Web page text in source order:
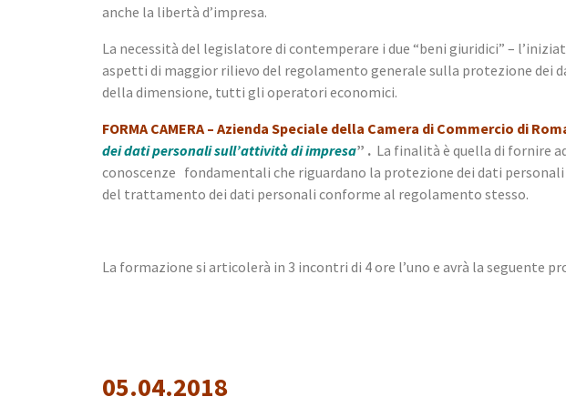
anche la libertà d’impresa.
La necessità del legislatore di contemperare i due “beni giuridici” –
aspetti di maggior rilievo del regolamento generale sulla protezione dei
della dimensione, tutti gli operatori economici.
FORMA CAMERA – Azienda Speciale della Camera di Commercio di
dei dati personali sull’attività di impresa” . La finalità è quella di fornire
conoscenze fondamentali che riguardano la protezione dei dati
del trattamento dei dati personali conforme al regolamento stesso.
La formazione si articolerà in 3 incontri di 4 ore l’uno e avrà la seguente
05.04.2018